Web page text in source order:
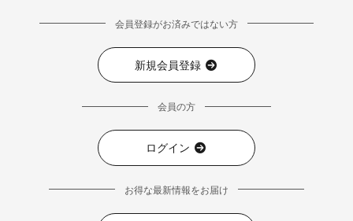
会員登録がお済みではない方
新規会員登録
会員の方
ログイン
お得な最新情報をお届け